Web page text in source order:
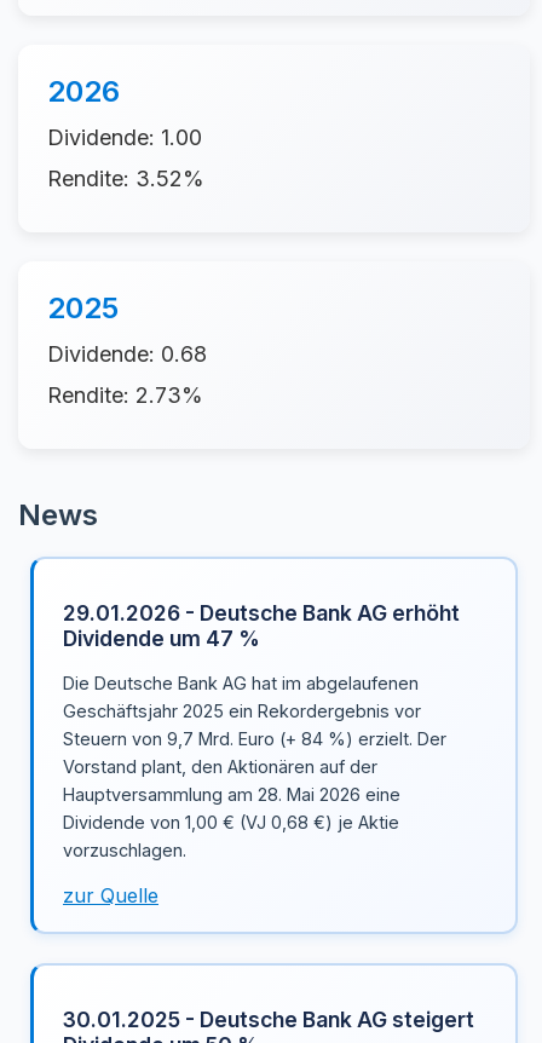
2026
Dividende: 1.00
Rendite: 3.52%
2025
Dividende: 0.68
Rendite: 2.73%
News
29.01.2026 - Deutsche Bank AG erhöht
Dividende um 47 %
Die Deutsche Bank AG hat im abgelaufenen
Geschäftsjahr 2025 ein Rekordergebnis vor
Steuern von 9,7 Mrd. Euro (+ 84 %) erzielt. Der
Vorstand plant, den Aktionären auf der
Hauptversammlung am 28. Mai 2026 eine
Dividende von 1,00 € (VJ 0,68 €) je Aktie
vorzuschlagen.
zur Quelle
30.01.2025 - Deutsche Bank AG steigert